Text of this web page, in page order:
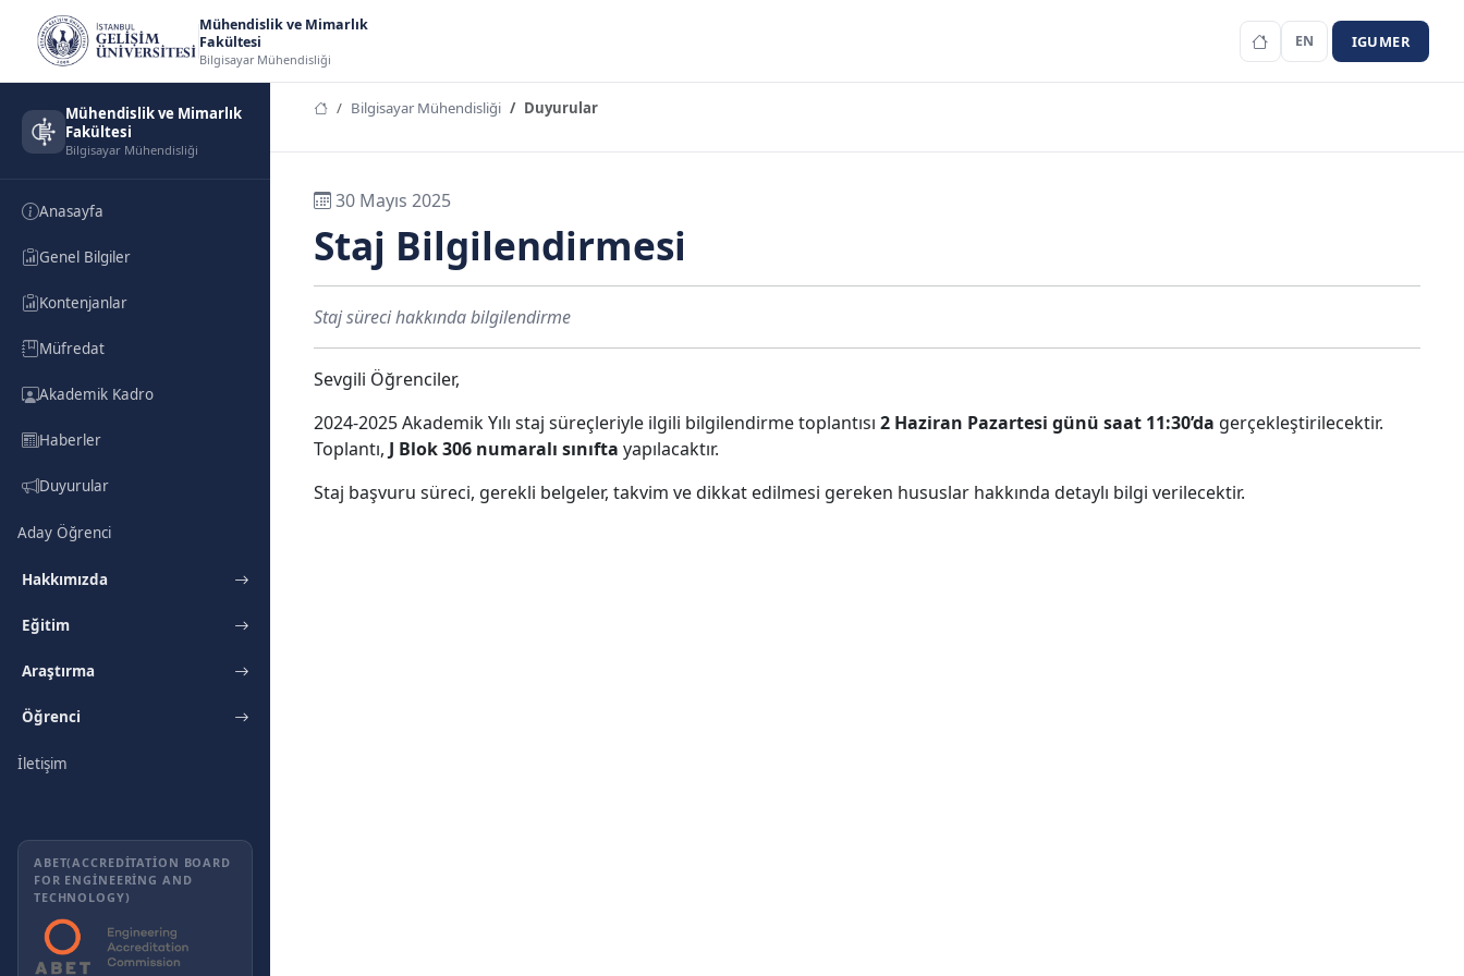
Mühendislik ve Mimarlık
Fakültesi
Bilgisayar Mühendisliği
EN IGUMER
Mühendislik ve Mimarlık
Fakültesi
Bilgisayar Mühendisliği
Anasayfa
Genel Bilgiler
Kontenjanlar
Müfredat
Akademik Kadro
Haberler
Duyurular
Aday Öğrenci
Hakkımızda
Eğitim
Araştırma
Öğrenci
İletişim
ABET(ACCREDITATION BOARD
FOR ENGINEERING AND
TECHNOLOGY)
Bilgisayar Mühendisliği Duyurular
30 Mayıs 2025
Staj Bilgilendirmesi
Staj süreci hakkında bilgilendirme
Sevgili Öğrenciler,
2024-2025 Akademik Yılı staj süreçleriyle ilgili bilgilendirme toplantısı 2 Haziran Pazartesi günü saat 11:30’da gerçekleştirilecektir.
Toplantı, J Blok 306 numaralı sınıfta yapılacaktır.
Staj başvuru süreci, gerekli belgeler, takvim ve dikkat edilmesi gereken hususlar hakkında detaylı bilgi verilecektir.